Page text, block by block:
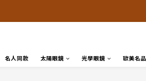
名人同款 太陽眼鏡 光學眼鏡 歐美名品